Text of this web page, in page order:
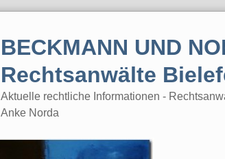
BECKMANN UND
Rechtsanwälte
Aktuelle rechtliche Informationen -
Anke Norda